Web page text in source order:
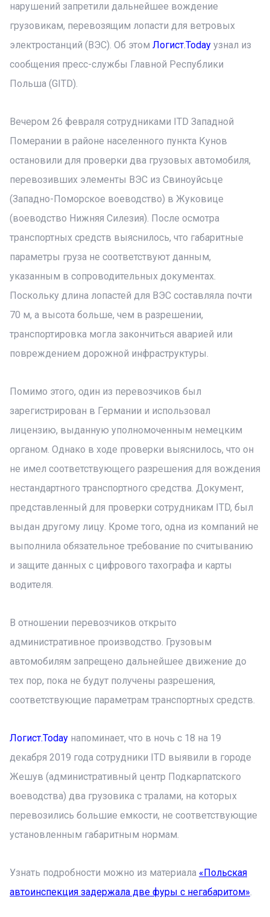
нарушений запретили дальнейшее вождение
грузовикам, перевозящим лопасти для ветровых
электростанций (ВЭС). Об этом Логист.Today узнал из
сообщения пресс-службы Главной Республики
Польша (GITD).
Вечером 26 февраля сотрудниками ITD Западной
Померании в районе населенного пункта Кунов
остановили для проверки два грузовых автомобиля,
перевозивших элементы ВЭС из Свиноуйсьце
(Западно-Поморское воеводство) в Жуковице
(воеводство Нижняя Силезия). После осмотра
транспортных средств выяснилось, что габаритные
параметры груза не соответствуют данным,
указанным в сопроводительных документах.
Поскольку длина лопастей для ВЭС составляла почти
70 м, а высота больше, чем в разрешении,
транспортировка могла закончиться аварией или
повреждением дорожной инфраструктуры.
Помимо этого, один из перевозчиков был
зарегистрирован в Германии и использовал
лицензию, выданную уполномоченным немецким
органом. Однако в ходе проверки выяснилось, что он
не имел соответствующего разрешения для вождения
нестандартного транспортного средства. Документ,
представленный для проверки сотрудникам ITD, был
выдан другому лицу. Кроме того, одна из компаний не
выполнила обязательное требование по считыванию
и защите данных с цифрового тахографа и карты
водителя.
В отношении перевозчиков открыто
административное производство. Грузовым
автомобилям запрещено дальнейшее движение до
тех пор, пока не будут получены разрешения,
соответствующие параметрам транспортных средств.
Логист.Today напоминает, что в ночь с 18 на 19
декабря 2019 года сотрудники ITD выявили в городе
Жешув (административный центр Подкарпатского
воеводства) два грузовика с тралами, на которых
перевозились большие емкости, не соответствующие
установленным габаритным нормам.
Узнать подробности можно из материала «Польская
автоинспекция задержала две фуры с негабаритом».